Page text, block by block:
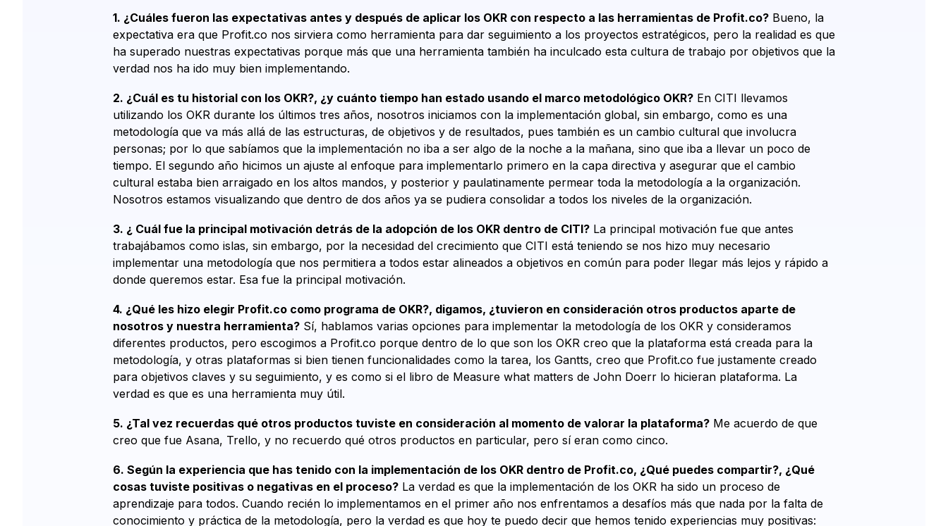
1. ¿Cuáles fueron las expectativas antes y después de aplicar los OKR con respecto a las herramientas de Profit.co?Bueno, la
expectativa era que Profit.co nos sirviera como herramienta para dar seguimiento a los proyectos estratégicos, pero la realidad es que
ha superado nuestras expectativas porque más que una herramienta también ha inculcado esta cultura de trabajo por objetivos que la
verdad nos ha ido muy bien implementando.
2. ¿Cuál es tu historial con los OKR?, ¿y cuánto tiempo han estado usando el marco metodológico OKR?En CITI llevamos
utilizando los OKR durante los últimos tres años, nosotros iniciamos con la implementación global, sin embargo, como es una
metodología que va más allá de las estructuras, de objetivos y de resultados, pues también es un cambio cultural que involucra
personas; por lo que sabíamos que la implementación no iba a ser algo de la noche a la mañana, sino que iba a llevar un poco de
tiempo. El segundo año hicimos un ajuste al enfoque para implementarlo primero en la capa directiva y asegurar que el cambio
cultural estaba bien arraigado en los altos mandos, y posterior y paulatinamente permear toda la metodología a la organización.
Nosotros estamos visualizando que dentro de dos años ya se pudiera consolidar a todos los niveles de la organización.
3. ¿ Cuál fue la principal motivación detrás de la adopción de los OKR dentro de CITI?La principal motivación fue que antes
trabajábamos como islas, sin embargo, por la necesidad del crecimiento que CITI está teniendo se nos hizo muy necesario
implementar una metodología que nos permitiera a todos estar alineados a objetivos en común para poder llegar más lejos y rápido a
donde queremos estar. Esa fue la principal motivación.
4. ¿Qué les hizo elegir Profit.co como programa de OKR?, digamos, ¿tuvieron en consideración otros productos aparte de
nosotros y nuestra herramienta?Sí, hablamos varias opciones para implementar la metodología de los OKR y consideramos
diferentes productos, pero escogimos a Profit.co porque dentro de lo que son los OKR creo que la plataforma está creada para la
metodología, y otras plataformas si bien tienen funcionalidades como la tarea, los Gantts, creo que Profit.co fue justamente creado
para objetivos claves y su seguimiento, y es como si el libro de Measure what matters de John Doerr lo hicieran plataforma. La
verdad es que es una herramienta muy útil.
5. ¿Tal vez recuerdas qué otros productos tuviste en consideración al momento de valorar la plataforma?Me acuerdo de que
creo que fue Asana, Trello, y no recuerdo qué otros productos en particular, pero sí eran como cinco.
6. Según la experiencia que has tenido con la implementación de los OKR dentro de Profit.co, ¿Qué puedes compartir?, ¿Qué
cosas tuviste positivas o negativas en el proceso?La verdad es que la implementación de los OKR ha sido un proceso de
aprendizaje para todos. Cuando recién lo implementamos en el primer año nos enfrentamos a desafíos más que nada por la falta de
conocimiento y práctica de la metodología, pero la verdad es que hoy te puedo decir que hemos tenido experiencias muy positivas: